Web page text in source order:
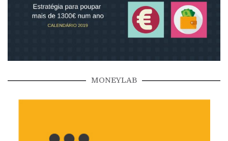
MONEYLAB